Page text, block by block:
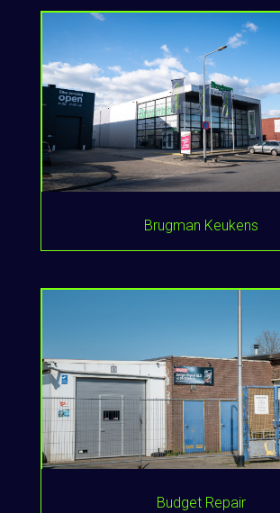
Brugman Keukens
Budget Repair